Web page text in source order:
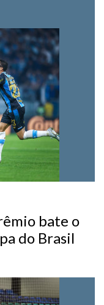
bate o
do Brasil